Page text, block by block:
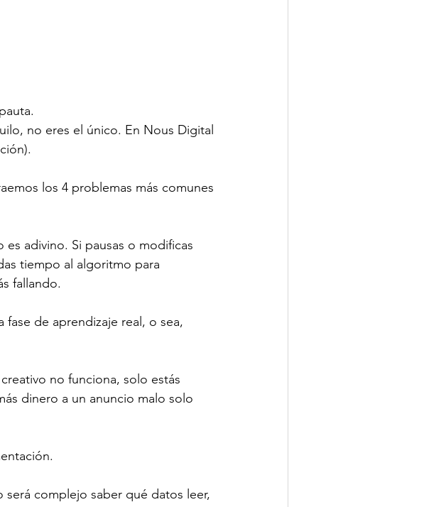
no eres el único. En Nous Digital
los 4 problemas más comunes
es adivino. Si pausas o modificas
tiempo al algoritmo para
fallando.
de aprendizaje real, o sea,
creativo no funciona, solo estás
dinero a un anuncio malo solo
complejo saber qué datos leer,